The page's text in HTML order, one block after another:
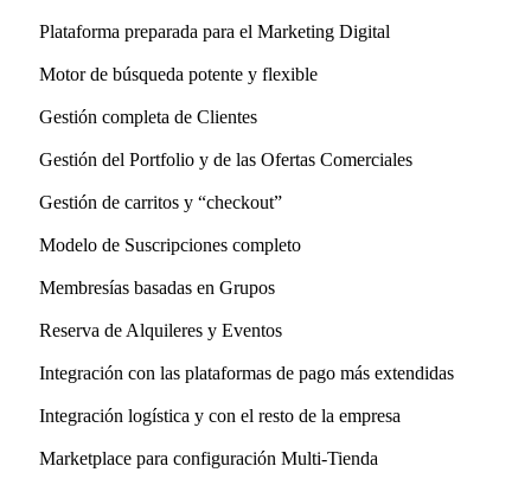
Plataforma preparada para el Marketing Digital
Motor de búsqueda potente y flexible
Gestión completa de Clientes
Gestión del Portfolio y de las Ofertas Comerciales
Gestión de carritos y “checkout”
Modelo de Suscripciones completo
Membresías basadas en Grupos
Reserva de Alquileres y Eventos
Integración con las plataformas de pago más extendidas
Integración logística y con el resto de la empresa
Marketplace para configuración Multi-Tienda